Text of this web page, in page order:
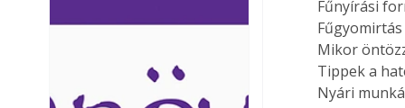
Ezermester
Laptapir kényelmes
mert: – t
Fűnyírási
Fűgyomirtás
Mikor
Tippek a
Nyári